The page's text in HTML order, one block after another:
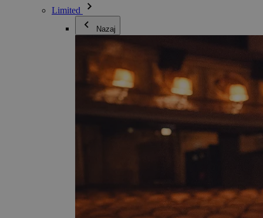
Limited
Nazaj